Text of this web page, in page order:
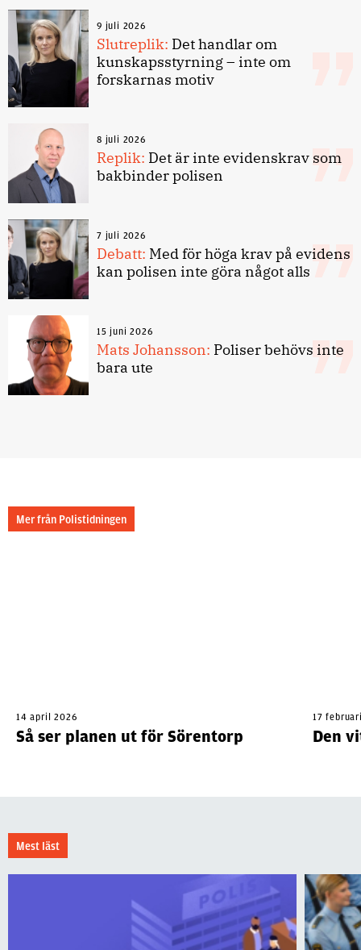
9 juli 2026
Slutreplik: Det handlar om
kunskapsstyrning – inte om
forskarnas motiv
8 juli 2026
Replik: Det är inte evidenskrav som
bakbinder polisen
7 juli 2026
Debatt: Med för höga krav på evidens
kan polisen inte göra något alls
15 juni 2026
Mats Johansson: Poliser behövs inte
bara ute
Mer från Polistidningen
14 april 2026
Så ser planen ut för Sörentorp
17
Den
Mest läst